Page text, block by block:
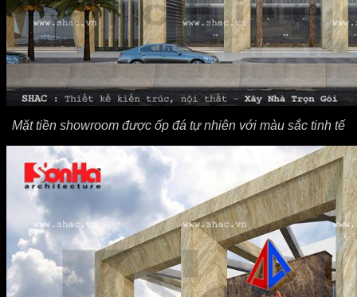
Mặt tiền showroom được ốp đá tự nhiên với màu sắc tinh tế